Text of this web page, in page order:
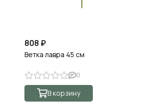
808 ₽
Ветка лавра 45 см
0
В корзину